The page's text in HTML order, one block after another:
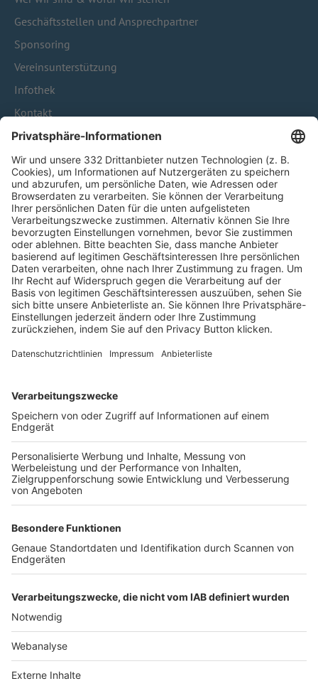
Geschäftsstellen und Ansprechpartner
Sponsoring
Vereinsunterstützung
Infothek
Kontakt
HÄUFIG BESUCHTE SEITEN
Pässe und Vereinswechsel
Trainerausbildung
Schulungsangebot Vereinsmitarbeiter
BFV-Geschäftsstellen
Trainerbörse
Login SpielPlus
FOLGE DEM BFV
TOP-VEREINE
TOP-PARTNER
Nutzungsbedingungen Datenschutz Impressum